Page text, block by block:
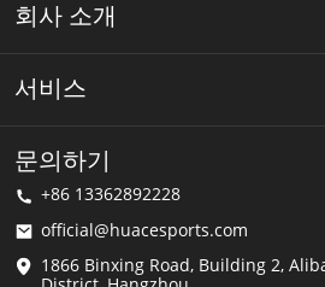
회사 소개
약 Huace
해결책
서비스
개인 정보 정책
이용약관
배송 서비스
문의하기
+86 13362892228
official@huacesports.com
1866 Binxing Road, Building 2,